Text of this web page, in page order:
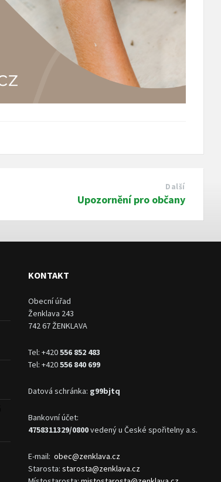
Další
Upozornění pro občany
KONTAKT
Obecní úřad
Ženklava 243
742 67 ŽENKLAVA
Tel: +420556 852 483
Tel: +420556 840 699
Datová schránka: g99bjtq
Bankovní účet:
4758311329/0800vedený u České spořitelny a.s.
E-mail:obec@zenklava.cz
Starosta:starosta@zenklava.cz